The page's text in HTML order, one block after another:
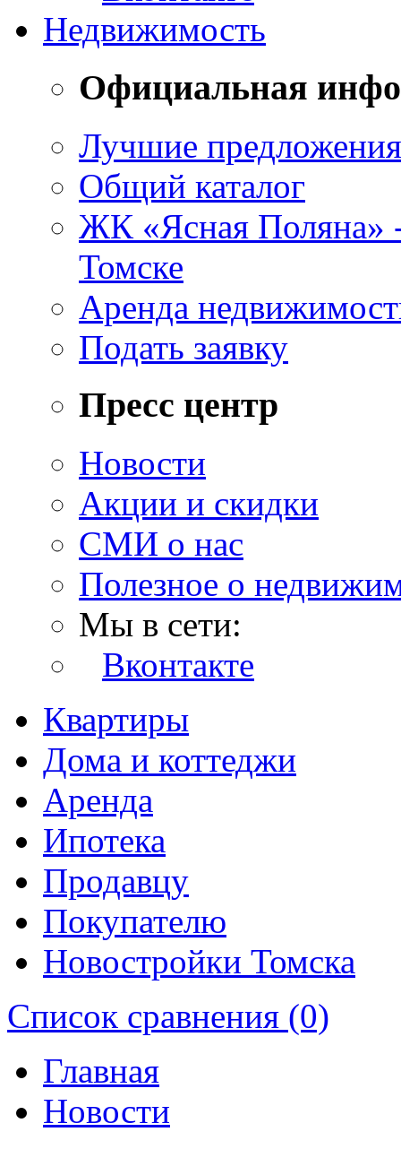
Недвижимость
Официальная
Лучшие предложения
Общий каталог
ЖК «Ясная Поляна»
Томске
Аренда
Подать заявку
Пресс центр
Новости
Акции и скидки
СМИ о нас
Полезное о
Мы в сети:
Вконтакте
Квартиры
Дома и коттеджи
Аренда
Ипотека
Продавцу
Покупателю
Новостройки Томска
Список сравнения (0)
Главная
Новости